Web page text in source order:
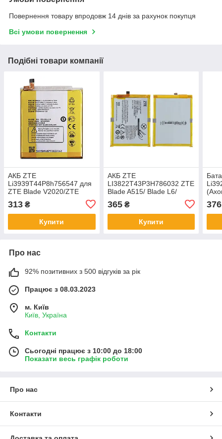
Повернення товару впродовж 14 днів за рахунок покупця
Всі умови повернення
Подібні товари компанії
АКБ ZTE
Li3939T44P8h756547 для
ZTE Blade V2020/ZTE
Axon 11 SE 5G/ZTE Axon 9
Pro/ ZTE Axon 10 Pro 5G
313 ₴
Купити
АКБ ZTE
LI3822T43P3H786032 ZTE
Blade A515/ Blade L6/
Blade V6/ Blade X7/ Blade
Z7
365₴
Купити
V8
376
Про нас
92% позитивних з 500 відгуків за рік
Працює з 08.03.2023
м. Київ
Київ, Україна
Контакти
Сьогодні працює з 10:00 до 18:00
Показати весь графік роботи
Про нас
Контакти